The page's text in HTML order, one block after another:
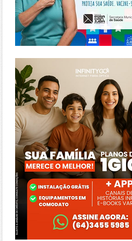
https://www.infinitygo.com.br/